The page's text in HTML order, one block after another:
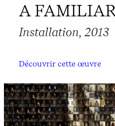
A
Installation, 2013
Découvrir cette œuvre